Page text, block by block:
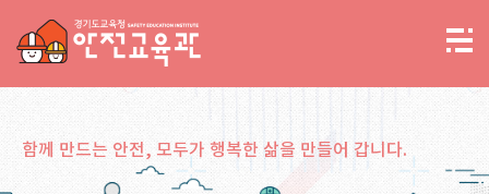
함께 만드는 안전, 모두가 행복한 삶을 만들어 갑니다.